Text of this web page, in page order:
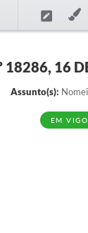
18286, 16
Assunto(s):
EM